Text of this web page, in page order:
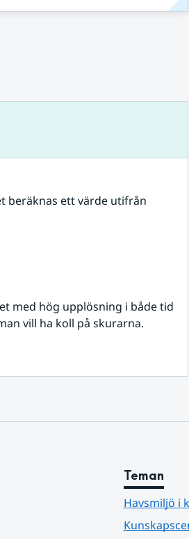
beräknas ett värde utifrån
med hög upplösning i både tid
vill ha koll på skurarna.
Teman
Havsmiljö i